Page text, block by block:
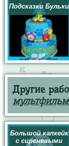
Подсказки Бульки
Другие
Большой капкейк
с сиреневыми